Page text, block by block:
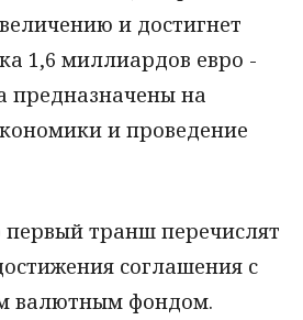
и достигнет
1,6 миллиардов евро -
предназначены на
и проведение
первый транш перечислят
соглашения с
валютным фондом.